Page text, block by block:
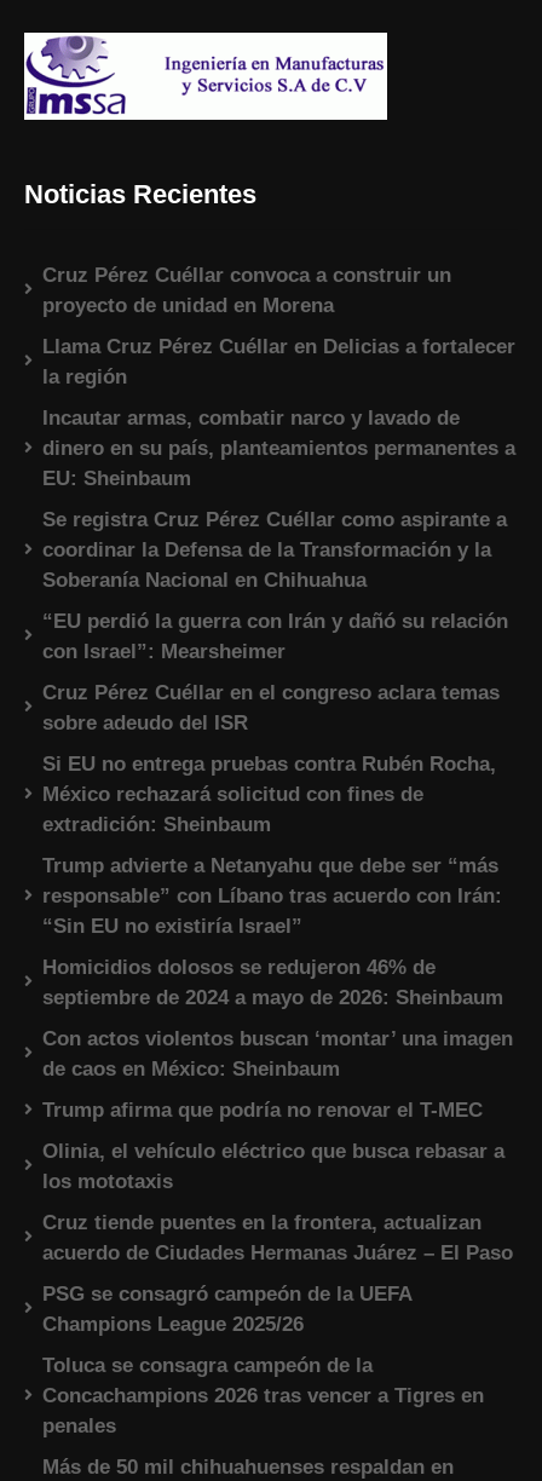
Noticias Recientes
Cruz Pérez Cuéllar convoca a construir un
proyecto de unidad en Morena
Llama Cruz Pérez Cuéllar en Delicias a fortalecer
la región
Incautar armas, combatir narco y lavado de
dinero en su país, planteamientos permanentes a
EU: Sheinbaum
Se registra Cruz Pérez Cuéllar como aspirante a
coordinar la Defensa de la Transformación y la
Soberanía Nacional en Chihuahua
“EU perdió la guerra con Irán y dañó su relación
con Israel”: Mearsheimer
Cruz Pérez Cuéllar en el congreso aclara temas
sobre adeudo del ISR
Si EU no entrega pruebas contra Rubén Rocha,
México rechazará solicitud con fines de
extradición: Sheinbaum
Trump advierte a Netanyahu que debe ser “más
responsable” con Líbano tras acuerdo con Irán:
“Sin EU no existiría Israel”
Homicidios dolosos se redujeron 46% de
septiembre de 2024 a mayo de 2026: Sheinbaum
Con actos violentos buscan ‘montar’ una imagen
de caos en México: Sheinbaum
Trump afirma que podría no renovar el T-MEC
Olinia, el vehículo eléctrico que busca rebasar a
los mototaxis
Cruz tiende puentes en la frontera, actualizan
acuerdo de Ciudades Hermanas Juárez – El Paso
PSG se consagró campeón de la UEFA
Champions League 2025/26
Toluca se consagra campeón de la
Concachampions 2026 tras vencer a Tigres en
penales
Más de 50 mil chihuahuenses respaldan en